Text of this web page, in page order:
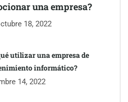
una empresa?
18, 2022
utilizar una empresa de
informático?
14, 2022